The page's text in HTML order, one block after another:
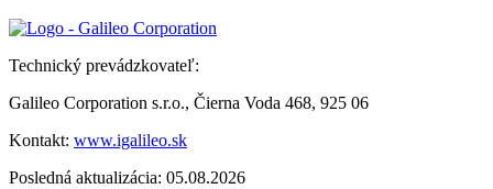
Technický prevádzkovateľ:
Galileo Corporation s.r.o., Čierna Voda 468, 925 06
Kontakt: www.igalileo.sk
Posledná aktualizácia: 05.08.2026